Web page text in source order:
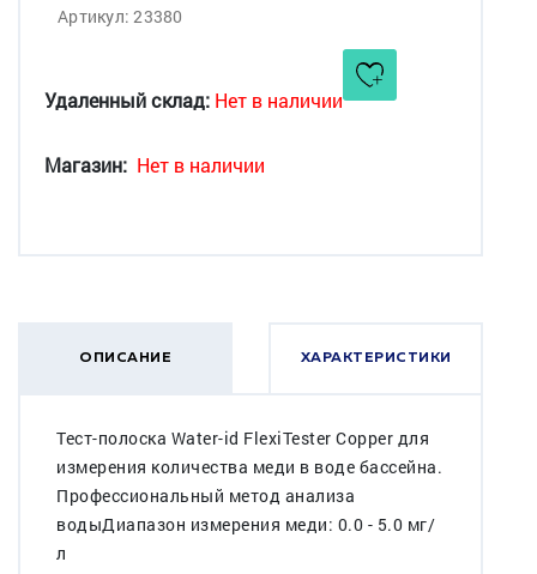
Артикул: 23380
Удаленный склад: Нет в наличии
Магазин: Нет в наличии
ОПИСАНИЕ ХАРАКТЕРИСТИКИ
Тест-полоска Water-id FlexiTester Copper для
измерения количества меди в воде бассейна.
Профессиональный метод анализа
водыДиапазон измерения меди: 0.0 - 5.0 мг/
л